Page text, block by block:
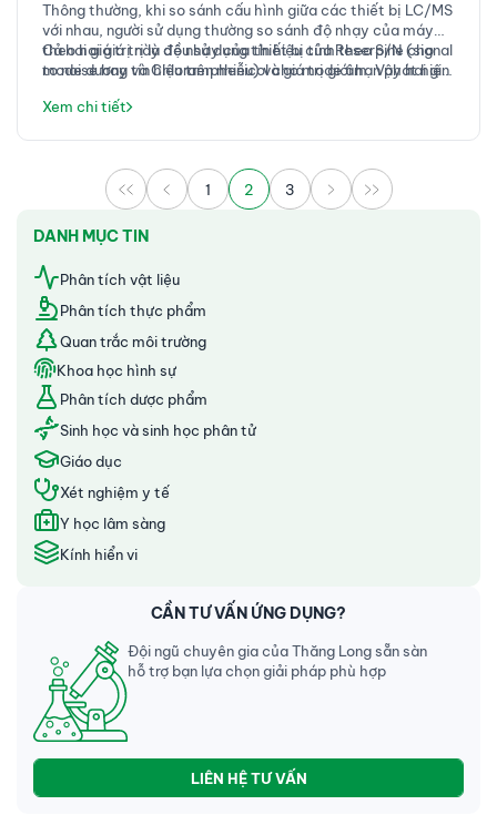
Thông thường, khi so sánh cấu hình giữa các thiết bị LC/MS
với nhau, người sử dụng thường so sánh độ nhạy của máy
theo hai giá trị là độ nhạy của thiết bị tính theo S/N (signal
to noise hay tín hiệu trên nhiễu) và giá trị giới hạn phát hiện
Cả hai giá trị này đều sử dụng tín hiệu của Reserpine cho
mode dương và Chloramphenicol cho mode âm. Vậy hai giá
khách hàng tham khảo?
Xem chi tiết
1 2 3
DANH MỤC TIN
Phân tích vật liệu
Phân tích thực phẩm
Quan trắc môi trường
Khoa học hình sự
Phân tích dược phẩm
Sinh học và sinh học phân tử
Giáo dục
Xét nghiệm y tế
Y học lâm sàng
Kính hiển vi
CẦN TƯ VẤN ỨNG DỤNG?
Đội ngũ chuyên gia của Thăng Long sẵn sàn
hỗ trợ bạn lựa chọn giải pháp phù hợp
LIÊN HỆ TƯ VẤN